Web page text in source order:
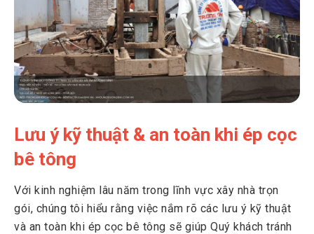
Lưu ý kỹ thuật & an toàn khi ép cọc
bê tông
Với kinh nghiệm lâu năm trong lĩnh vực xây nhà trọn
gói, chúng tôi hiểu rằng việc nắm rõ các lưu ý kỹ thuật
và an toàn khi ép cọc bê tông sẽ giúp Quý khách tránh